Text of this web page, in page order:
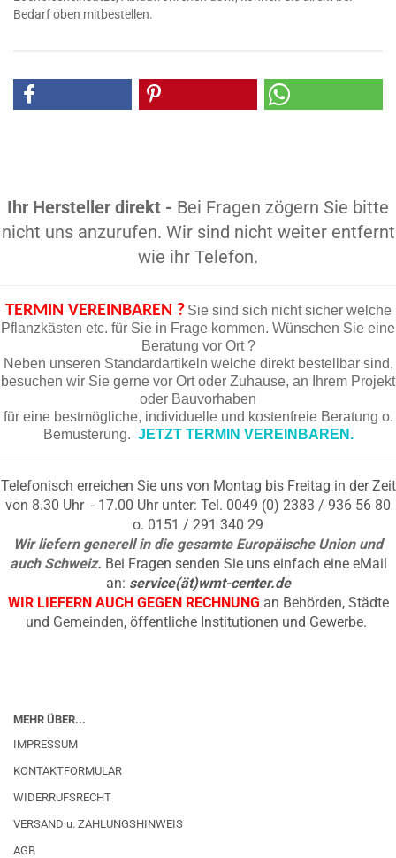
Bedarf oben mitbestellen.
Ihr Hersteller direkt - Bei Fragen zögern Sie bitte
nicht uns anzurufen. Wir sind nicht weiter entfernt
wie ihr Telefon.
TERMIN VEREINBAREN ? Sie sind sich nicht sicher welche
Pflanzkästen etc. für Sie in Frage kommen. Wünschen Sie eine
Beratung vor Ort ?
Neben unseren Standardartikeln welche direkt bestellbar sind,
besuchen wir Sie gerne vor Ort oder Zuhause, an Ihrem Projekt
oder Bauvorhaben
für eine bestmögliche, individuelle und kostenfreie Beratung o.
Bemusterung. JETZT TERMIN VEREINBAREN.
Telefonisch erreichen Sie uns von Montag bis Freitag in der Zeit
von 8.30 Uhr - 17.00 Uhr unter: Tel. 0049 (0) 2383 / 936 56 80
o. 0151 / 291 340 29
Wir liefern generell in die gesamte Europäische Union und
auch Schweiz. Bei Fragen senden Sie uns einfach eine eMail
an: service(ät)wmt-center.de
WIR LIEFERN AUCH GEGEN RECHNUNG an Behörden, Städte
und Gemeinden, öffentliche Institutionen und Gewerbe.
MEHR ÜBER...
IMPRESSUM
KONTAKTFORMULAR
WIDERRUFSRECHT
VERSAND u. ZAHLUNGSHINWEIS
AGB